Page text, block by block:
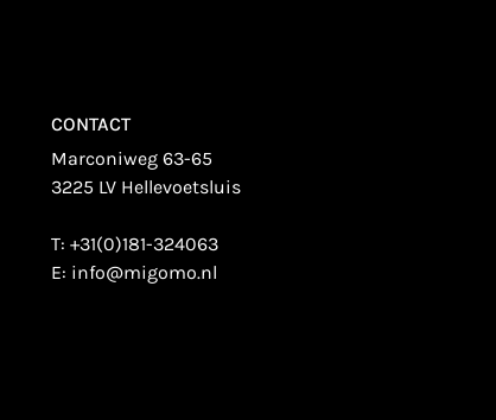
CONTACT
Marconiweg 63-65
3225 LV Hellevoetsluis
T:+31(0)181-324063
E: info@migomo.nl